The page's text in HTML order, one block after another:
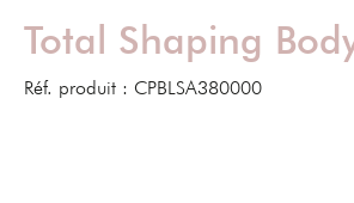
Total Shaping
Réf. produit : CPBLSA380000